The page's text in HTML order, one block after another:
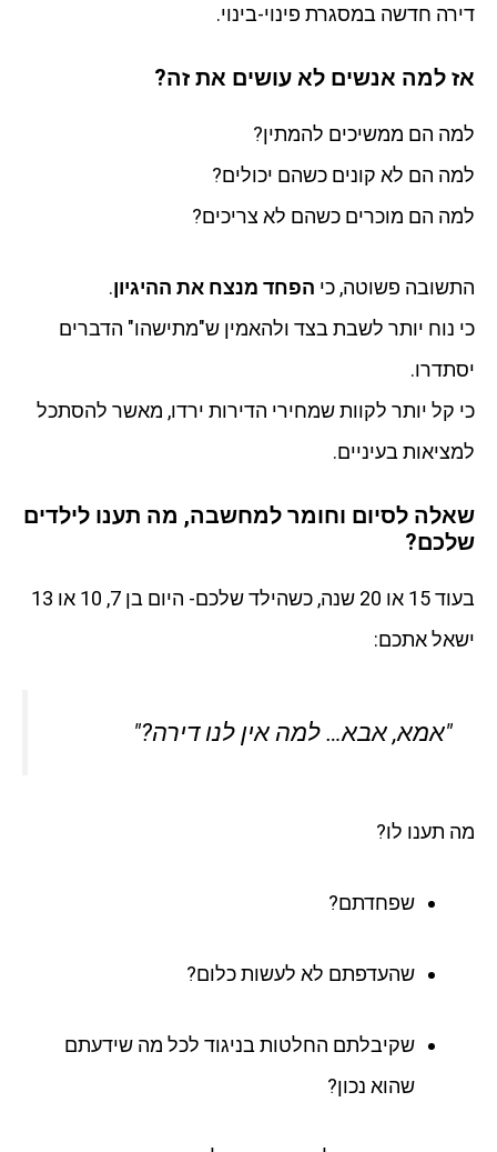
דירה חדשה במסגרת פינוי-בינוי.
אז למה אנשים לא עושים את זה?
למה הם ממשיכים להמתין?
למה הם לא קונים כשהם יכולים?
למה הם מוכרים כשהם לא צריכים?
התשובה פשוטה, כי הפחד מנצח את ההיגיון.
כי נוח יותר לשבת בצד ולהאמין ש"מתישהו" הדברים
יסתדרו.
כי קל יותר לקוות שמחירי הדירות ירדו, מאשר להסתכל
למציאות בעיניים.
שאלה לסיום וחומר למחשבה, מה תענו לילדים
שלכם?
ישאל אתכם:
"אמא, אבא… למה אין לנו דירה?"
מה תענו לו?
שפחדתם?
שהעדפתם לא לעשות כלום?
שקיבלתם החלטות בניגוד לכל מה שידעתם
שהוא נכון?